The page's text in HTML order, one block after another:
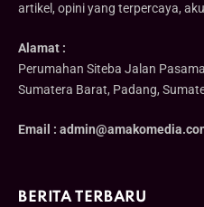
artikel, opini yang terpercaya,
Alamat :
Perumahan Siteba Jalan
Sumatera Barat, Padang,
Email :
BERITA TERBARU